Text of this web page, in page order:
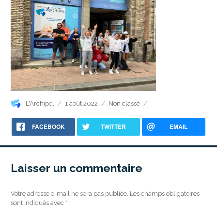
Auteur
L'Archipel
Publié
1 août 2022 Catégories
Non classé
FACEBOOK TWITTER EMAIL
Laisser un commentaire
Votre adresse e-mail ne sera pas publiée. Les champs obligatoires
sont indiqués avec *